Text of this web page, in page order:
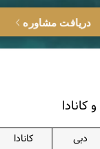
دریافت مشاوره
دبی کانادا